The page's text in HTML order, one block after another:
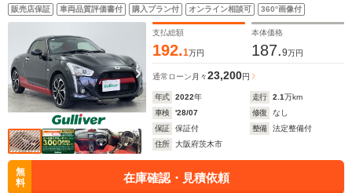
Bluetooth 純正アルミホイール スマートキー プッシ
ュスタート ハードトップオープン 革巻きステアリン
グ ステアリングスイッチ
販売店保証 車両品質評価書付 購入プラン付 オンライン相談可 360°画像付
支払総額
192.1万円
本体価格
187.9万円
通常ローン 月々23,200円
年式 2022年 走行 2.1万km
車検
'28/07 修復
なし
保証
保証付 整備
法定整備付
住所
大阪府茨木市
無
料
在庫確認・見積依頼